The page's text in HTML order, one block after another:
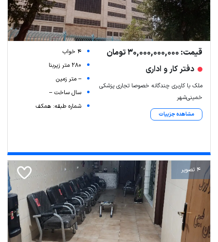
قیمت: 30,000,000,000 تومان
دفتر کار و اداری
ملک با کاربری چندگانه خصوصا تجاری پزشکی
خمینی‌شهر
مشاهده جزییات
4 خواب
280 متر زیربنا
-- متر زمین
سال ساخت --
شماره طبقه: همکف
4 تصویر